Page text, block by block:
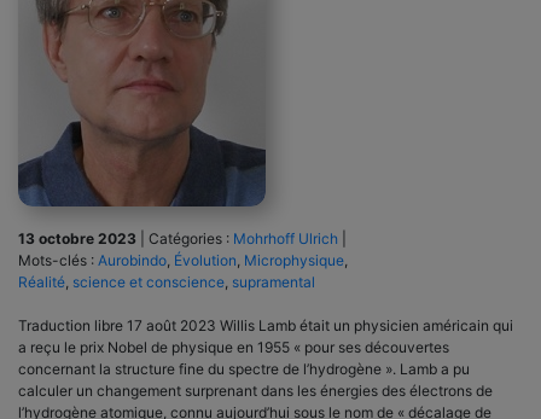
13 octobre 2023 Catégories : Mohrhoff Ulrich
Mots-clés : Aurobindo, Évolution, Microphysique,
Réalité, science et conscience, supramental
Traduction libre 17 août 2023 Willis Lamb était un physicien américain qui
a reçu le prix Nobel de physique en 1955 « pour ses découvertes
concernant la structure fine du spectre de l’hydrogène ». Lamb a pu
calculer un changement surprenant dans les énergies des électrons de
l’hydrogène atomique, connu aujourd’hui sous le nom de « décalage de